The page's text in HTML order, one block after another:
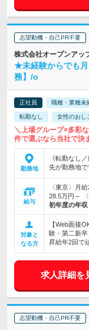
志望動機・自己PR不要
株式会社オープンアッ
★未経験からでも
務】/o
正社員 職種・業種未
転勤なし 女性のおし
＼上場グループ×多彩
件で選ぶなら当社で決
勤務地
《転勤なし
先が勤務地
給与
〈東京〉月
28.5万円～
初年度の年収
対象と
なる方
【Web面接
験・第二新
昇給年2回で
求人詳細を
志望動機・自己PR不要